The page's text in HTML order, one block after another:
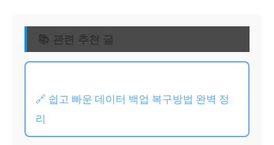
📚 관련 추천 글
🔗 쉽고 빠운 데이터 백업 복구방법 완벽 정
리